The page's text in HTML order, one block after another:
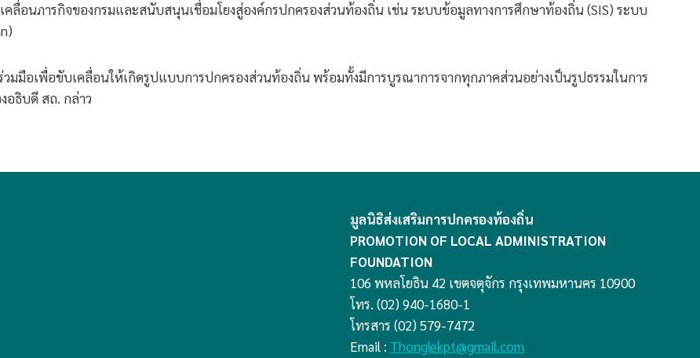
คลื่อนภารกิจของกรมและสนับสนุนเชื่อมโยงสู่องค์กรปกครองส่วนท้องถิ่น เช่น ระบบข้อมูลทางการศึกษาท้องถิ่น (SIS) ระบบ
มือเพื่อขับเคลื่อนให้เกิดรูปแบบการปกครองส่วนท้องถิ่น พร้อมทั้งมีการบูรณาการจากทุกภาคส่วนอย่างเป็นรูปธรรมในการ
อธิบดี สถ. กล่าว
มูลนิธิส่งเสริมการปกครองท้องถิ่น
PROMOTION OF LOCAL ADMINISTRATION
FOUNDATION
106 พหลโยธิน 42 เขตจตุจักร กรุงเทพมหานคร 10900
โทร. (02) 940-1680-1
โทรสาร (02) 579-7472
Email : Thonglekpt@gmail.com